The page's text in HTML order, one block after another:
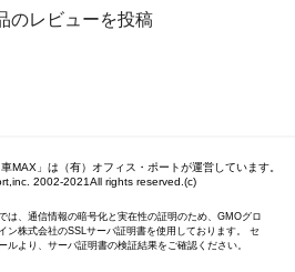
のレビューを投稿
MAX」は（有）オフィス・ポートが運営しています。
2002-2021All rights reserved.(c)
は、通信情報の暗号化と実在性の証明のため、GMOグロ
ン株式会社のSSLサーバ証明書を使用しております。 セ
ルより、サーバ証明書の検証結果をご確認ください。